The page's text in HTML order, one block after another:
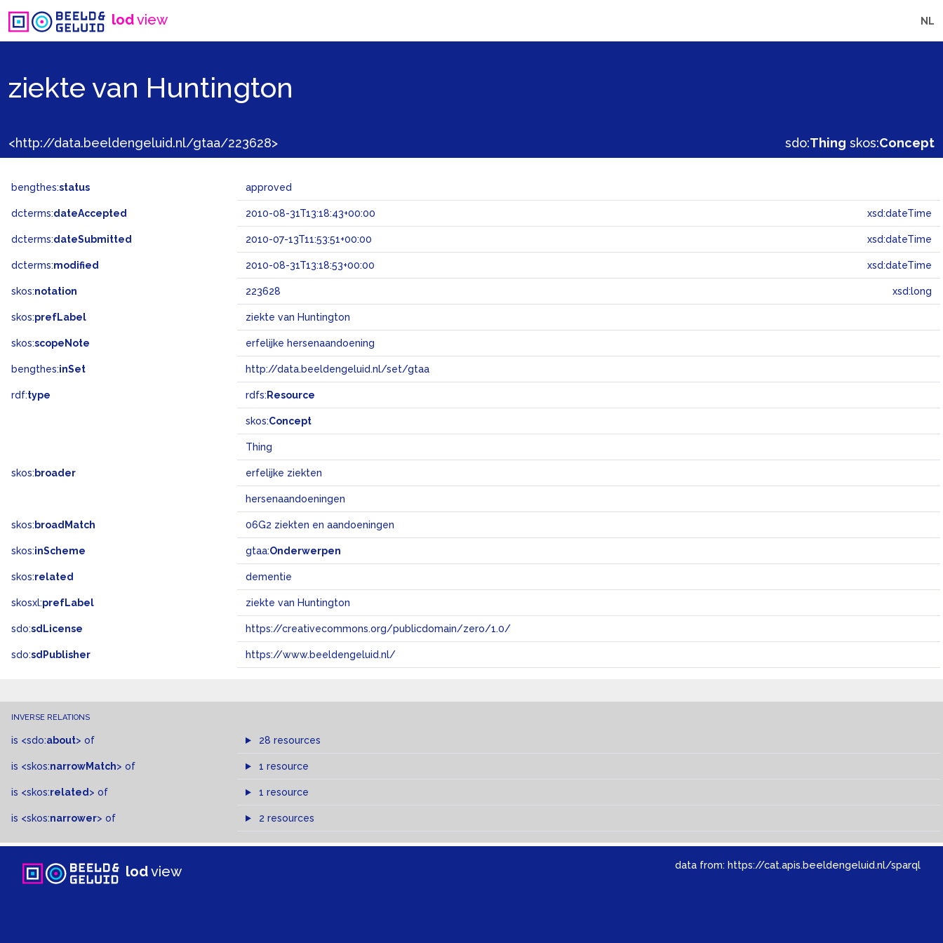
lodview NL
ziekte van Huntington
<http://data.beeldengeluid.nl/gtaa/223628> sdo:Thing skos:Concept
bengthes:status approved
dcterms:dateAccepted 2010-08-31T13:18:43+00:00 xsd:dateTime
dcterms:dateSubmitted 2010-07-13T11:53:51+00:00 xsd:dateTime
dcterms:modified 2010-08-31T13:18:53+00:00 xsd:dateTime
skos:notation 223628 xsd:long
skos:prefLabel ziekte van Huntington
skos:scopeNote erfelijke hersenaandoening
bengthes:inSet http://data.beeldengeluid.nl/set/gtaa
rdf:type rdfs: Resource
skos:Concept
Thing
skos: broader erfelijke ziekten
hersenaandoeningen
skos: broadMatch 06G2 ziekten en aandoeningen
skos:inScheme gtaa:Onderwerpen
skos:related dementie
skosxl:prefLabel ziekte van Huntington
sdo:sdLicense https://creativecommons.org/publicdomain/zero/1.0/
sdo:sdPublisher https://www.beeldengeluid.nl/
INVERSE RELATIONS
is <sdo:about> of 28 resources
is <skos:narrowMatch> of 1 resource
is <skos:related > of 1 resource
is <skos:narrower> of 2 resources
lodview data from: https://cat.apis.beeldengeluid.nl/sparql